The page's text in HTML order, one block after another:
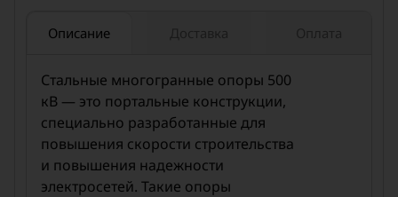
Описание
Стальные многогранные опоры 500
кВ — это портальные конструкции,
специально разработанные для
повышения скорости строительства
и повышения надежности
электросетей. Такие опоры